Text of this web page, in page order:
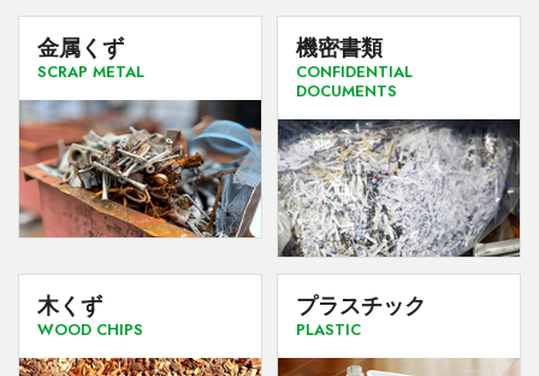
金属くず
SCRAP METAL
機密書類
CONFIDENTIAL
DOCUMENTS
木くず
WOOD CHIPS
プラスチック
PLASTIC